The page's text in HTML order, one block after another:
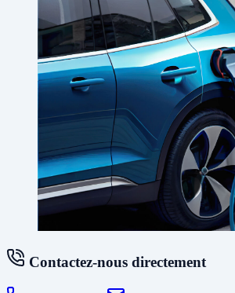
Contactez-nous directement